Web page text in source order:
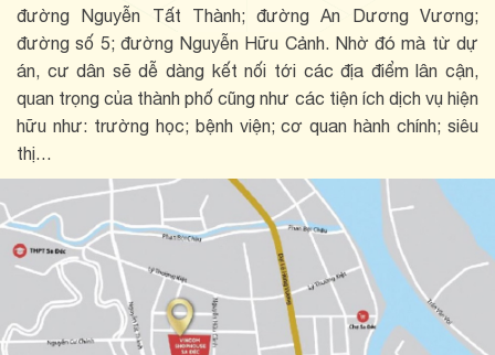
đường Nguyễn Tất Thành; đường An Dương Vương;
đường số 5; đường Nguyễn Hữu Cảnh. Nhờ đó mà từ dự
án, cư dân sẽ dễ dàng kết nối tới các địa điểm lân cận,
quan trọng của thành phố cũng như các tiện ích dịch vụ hiện
hữu như: trường học; bệnh viện; cơ quan hành chính; siêu
thị…